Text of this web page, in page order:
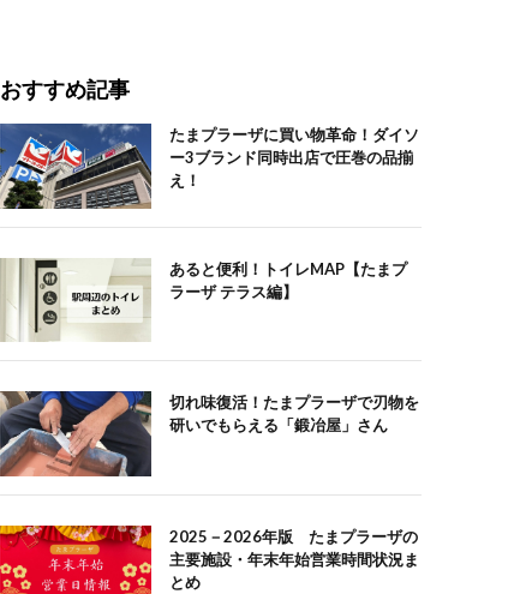
おすすめ記事
たまプラーザに買い物革命！ダイソ
ー3ブランド同時出店で圧巻の品揃
え！
あると便利！トイレMAP【たまプ
ラーザ テラス編】
切れ味復活！たまプラーザで刃物を
研いでもらえる「鍛冶屋」さん
2025－2026年版 たまプラーザの
主要施設・年末年始営業時間状況ま
とめ